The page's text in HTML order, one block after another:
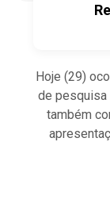
Hoje (29)
de pesquisa
também